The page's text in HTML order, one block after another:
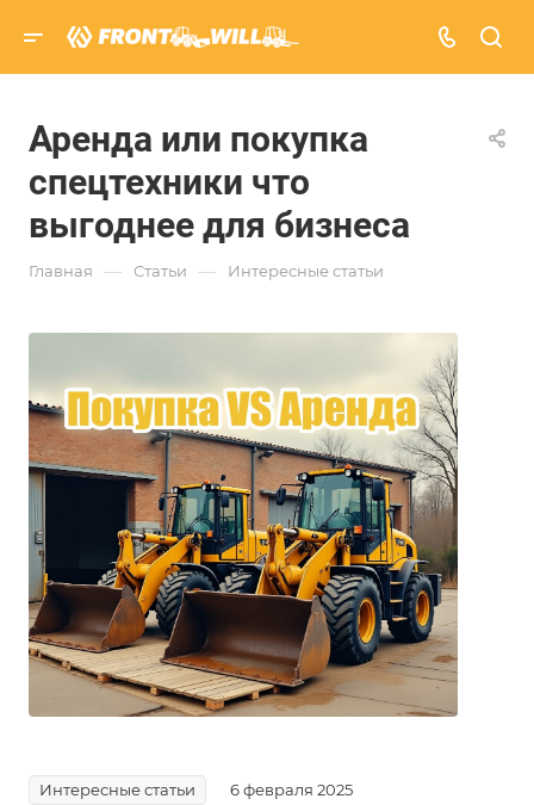
Аренда или покупка
спецтехники что
выгоднее для бизнеса
Главная — Статьи — Интересные статьи
Интересные статьи 6 февраля 2025